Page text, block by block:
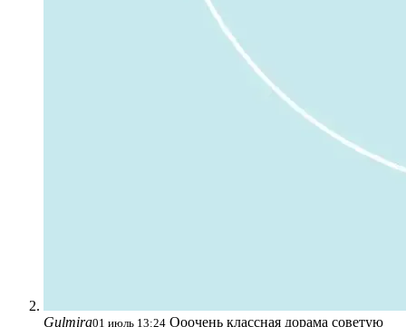
Gulmira01 июль 13:24 Ооочень классная дорама советую